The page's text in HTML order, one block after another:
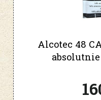
Alcotec 48
absolutnie